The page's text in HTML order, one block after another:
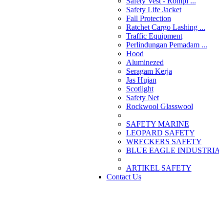
Safety Life Jacket
Fall Protection
Ratchet Cargo Lashing ...
Traffic Equipment
Perlindungan Pemadam ...
Hood
Aluminezed
Seragam Kerja
Jas Hujan
Scotlight
Safety Net
Rockwool Glasswool
SAFETY MARINE
LEOPARD SAFETY
WRECKERS SAFETY
BLUE EAGLE
­ARTIKEL SAFETY
Contact Us